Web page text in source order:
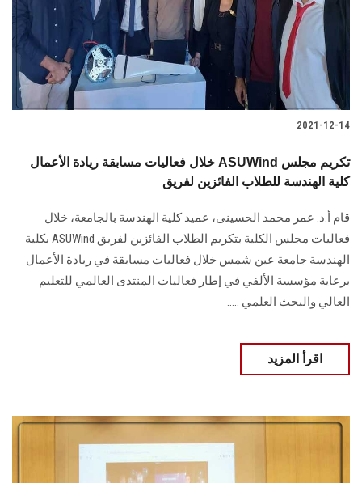
2021-12-14
خلال فعاليات مسابقة ريادة الأعمال ASUWind تكريم مجلس
كلية الهندسة للطلاب الفائزين لفريق
قام أ.د. عمر محمد الحسينى، عميد كلية الهندسة بالجامعة، خلال
فعاليات مجلس الكلية بتكريم الطلاب الفائزين لفريق ASUWind بكلية
الهندسة جامعة عين شمس خلال فعاليات مسابقة في ريادة الأعمال
برعاية مؤسسة الألفي في إطار فعاليات المنتدى العالمي للتعليم
العالي والبحث العلمي .....
اقرأ المزيد